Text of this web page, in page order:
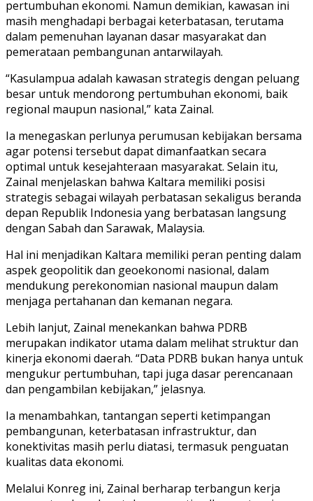
pertumbuhan ekonomi. Namun demikian, kawasan ini
masih menghadapi berbagai keterbatasan, terutama
dalam pemenuhan layanan dasar masyarakat dan
pemerataan pembangunan antarwilayah.
“Kasulampua adalah kawasan strategis dengan peluang
besar untuk mendorong pertumbuhan ekonomi, baik
regional maupun nasional,” kata Zainal.
Ia menegaskan perlunya perumusan kebijakan bersama
agar potensi tersebut dapat dimanfaatkan secara
optimal untuk kesejahteraan masyarakat. Selain itu,
Zainal menjelaskan bahwa Kaltara memiliki posisi
strategis sebagai wilayah perbatasan sekaligus beranda
depan Republik Indonesia yang berbatasan langsung
dengan Sabah dan Sarawak, Malaysia.
Hal ini menjadikan Kaltara memiliki peran penting dalam
aspek geopolitik dan geoekonomi nasional, dalam
mendukung perekonomian nasional maupun dalam
menjaga pertahanan dan kemanan negara.
Lebih lanjut, Zainal menekankan bahwa PDRB
merupakan indikator utama dalam melihat struktur dan
kinerja ekonomi daerah. “Data PDRB bukan hanya untuk
mengukur pertumbuhan, tapi juga dasar perencanaan
dan pengambilan kebijakan,” jelasnya.
Ia menambahkan, tantangan seperti ketimpangan
pembangunan, keterbatasan infrastruktur, dan
konektivitas masih perlu diatasi, termasuk penguatan
kualitas data ekonomi.
Melalui Konreg ini, Zainal berharap terbangun kerja